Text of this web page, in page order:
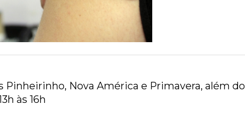
Pinheirinho, Nova América e Primavera, além do
às 16h